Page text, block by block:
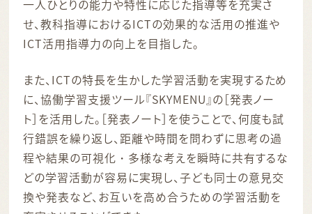
一人ひとりの能力や特性に応じた指導等を充実さ
せ、教科指導におけるICTの効果的な活用の推進や
ICT活用指導力の向上を目指した。
また、ICTの特長を生かした学習活動を実現するため
に、協働学習支援ツール『SKYMENU』の［発表ノー
ト］を活用した。［発表ノート］を使うことで、何度も試
行錯誤を繰り返し、距離や時間を問わずに思考の過
程や結果の可視化・多様な考えを瞬時に共有するな
どの学習活動が容易に実現し、子ども同士の意見交
換や発表など、お互いを高め合うための学習活動を